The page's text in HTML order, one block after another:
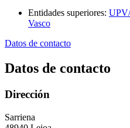
Entidades superiores:
Vasco
Datos de contacto
Datos de contacto
Dirección
Sarriena